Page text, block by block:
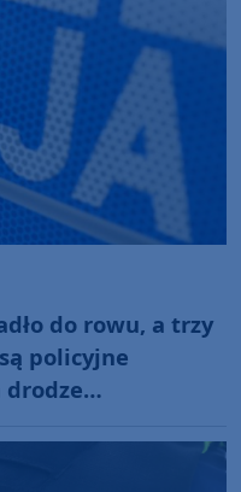
do rowu, a trzy
policyjne